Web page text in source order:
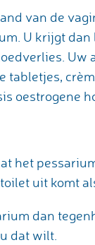
van de
U krijgt dan
Uw
tabletjes,
oestrogene
het
uit komt
dan
dat wilt.